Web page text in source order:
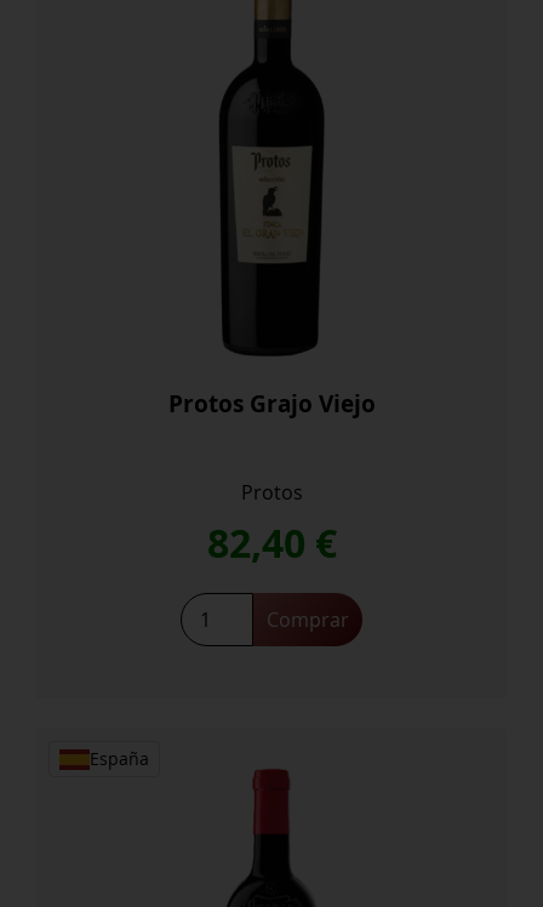
Protos Grajo Viejo
Protos
82,40 €
Protos
Grajo
Comprar
España